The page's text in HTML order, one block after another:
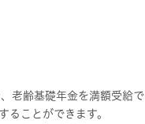
齢基礎年金を満額受給
ることができます。